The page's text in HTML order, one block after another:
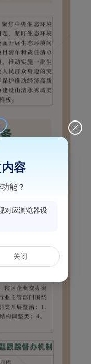
容
能？
对应浏览器设
关闭